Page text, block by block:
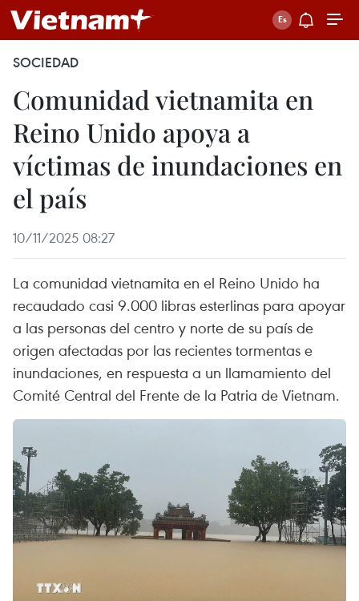
SOCIEDAD
Comunidad vietnamita en
Reino Unido apoya a
víctimas de inundaciones en
el país
10/11/2025 08:27
La comunidad vietnamita en el Reino Unido ha
recaudado casi 9.000 libras esterlinas para apoyar
a las personas del centro y norte de su país de
origen afectadas por las recientes tormentas e
inundaciones, en respuesta a un llamamiento del
Comité Central del Frente de la Patria de Vietnam.